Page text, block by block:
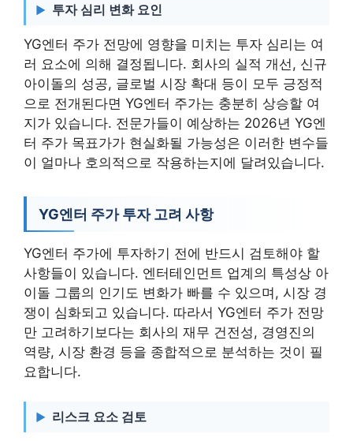
투자 심리 변화 요인
YG엔터 주가 전망에 영향을 미치는 투자 심리는 여
러 요소에 의해 결정됩니다. 회사의 실적 개선, 신규
아이돌의 성공, 글로벌 시장 확대 등이 모두 긍정적
으로 전개된다면 YG엔터 주가는 충분히 상승할 여
지가 있습니다. 전문가들이 예상하는 2026년 YG엔
터 주가 목표가가 현실화될 가능성은 이러한 변수들
이 얼마나 호의적으로 작용하는지에 달려있습니다.
YG엔터 주가 투자 고려 사항
YG엔터 주가에 투자하기 전에 반드시 검토해야 할
사항들이 있습니다. 엔터테인먼트 업계의 특성상 아
이돌 그룹의 인기도 변화가 빠를 수 있으며, 시장 경
쟁이 심화되고 있습니다. 따라서 YG엔터 주가 전망
만 고려하기보다는 회사의 재무 건전성, 경영진의
역량, 시장 환경 등을 종합적으로 분석하는 것이 필
요합니다.
리스크 요소 검토